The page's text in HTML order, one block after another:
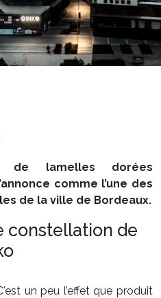
de lamelles dorées
comme l’une des
de la ville de Bordeaux.
constellation de
un peu l’effet que produit